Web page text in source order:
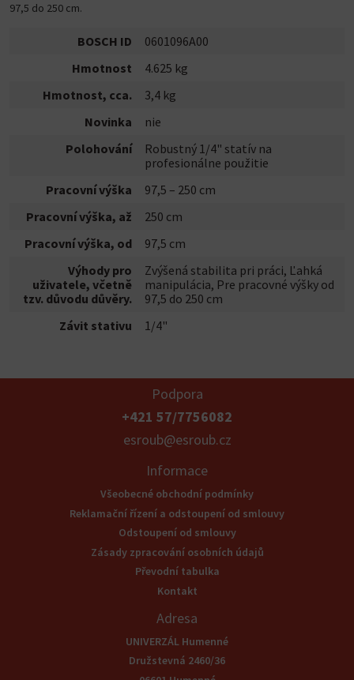
97,5 do 250 cm.
BOSCH ID
0601096A00
Hmotnost
4.625 kg
Hmotnost, cca.
3,4 kg
Novinka
nie
Polohování
Robustný 1/4" statív na
profesionálne použitie
Pracovní výška
97,5 – 250 cm
Pracovní výška, až
250 cm
Pracovní výška, od
97,5 cm
Výhody pro
uživatele, včetně
tzv. důvodu důvěry.
Zvýšená stabilita pri práci, Ľahká
manipulácia, Pre pracovné výšky od
97,5 do 250 cm
Závit stativu
1/4"
Podpora
+421 57/7756082
esroub@esroub.cz
Informace
Všeobecné obchodní podmínky
Reklamační řízení a odstoupení od smlouvy
Odstoupení od smlouvy
Zásady zpracování osobních údajů
Převodní tabulka
Kontakt
Adresa
UNIVERZÁL Humenné
Družstevná 2460/36